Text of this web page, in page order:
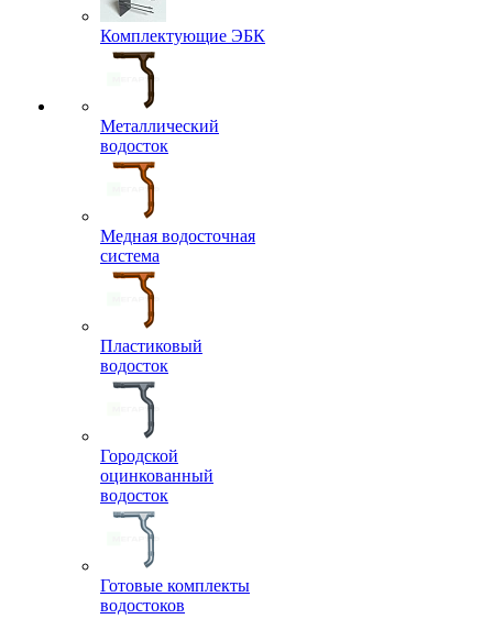
Комплектующие ЭБК
Металлический
водосток
Медная водосточная
система
Пластиковый
водосток
Городской
оцинкованный
водосток
Готовые комплекты
водостоков